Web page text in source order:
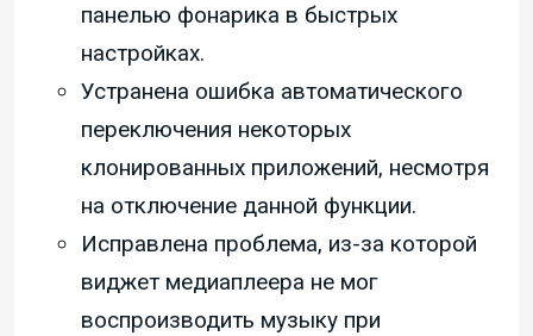
панелью фонарика в быстрых
настройках.
Устранена ошибка автоматического
переключения некоторых
клонированных приложений, несмотря
на отключение данной функции.
Исправлена проблема, из-за которой
виджет медиаплеера не мог
воспроизводить музыку при